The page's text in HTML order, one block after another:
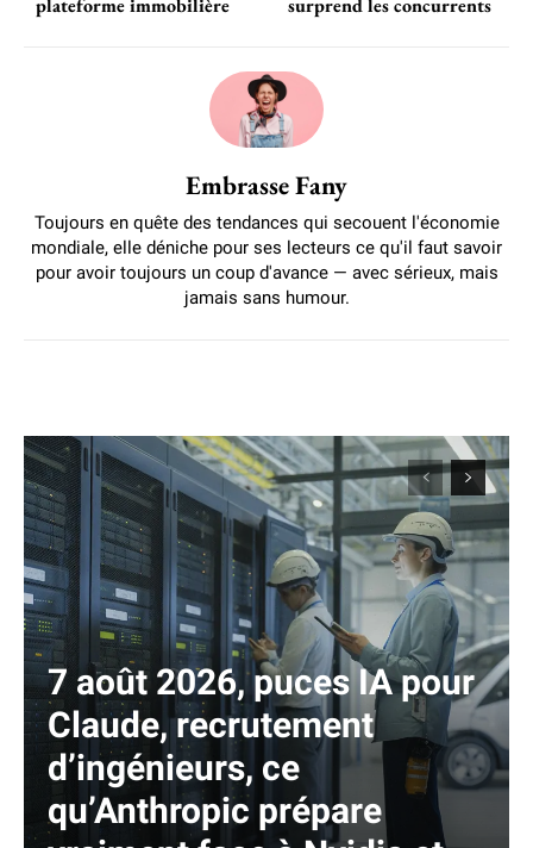
plateforme immobilière
surprend les concurrents
Embrasse Fany
Toujours en quête des tendances qui secouent l'économie
mondiale, elle déniche pour ses lecteurs ce qu'il faut savoir
pour avoir toujours un coup d'avance — avec sérieux, mais
jamais sans humour.
7 août 2026, puces IA pour
Claude, recrutement
d’ingénieurs, ce
qu’Anthropic prépare